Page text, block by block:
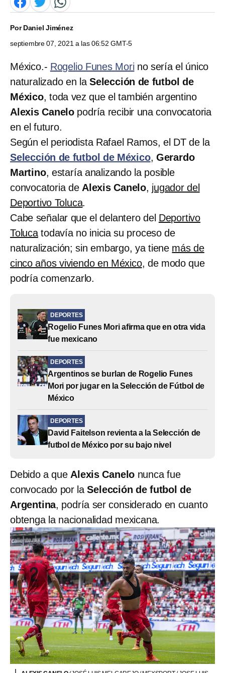
PorDaniel Jiménez
septiembre 07, 2021 a las 06:52 GMT-5
México.- Rogelio Funes Mori no sería el único
naturalizado en la Selección de futbol de
México, toda vez que el también argentino
Alexis Canelo podría recibir una convocatoria
en el futuro.
Según el periodista Rafael Ramos, el DT de la
Selección de futbol de México, Gerardo
Martino, estaría analizando la posible
convocatoria de Alexis Canelo, jugador del
Deportivo Toluca.
Cabe señalar que el delantero del Deportivo
Tolucatodavía no inicia su proceso de
naturalización; sin embargo, ya tiene más de
cinco años viviendo en México, de modo que
podría comenzarlo.
DEPORTES
Rogelio Funes Mori afirma que en otra vida
fue mexicano
DEPORTES
Argentinos se burlan de Rogelio Funes
Mori por jugar en la Selección de Fútbol de
México
DEPORTES
David Faitelson revienta a la Selección de
futbol de México por su bajo nivel
Debido a que Alexis Canelo nunca fue
convocado por laSelección de futbol de
Argentina, podría ser considerado en cuanto
obtenga la nacionalidad mexicana.